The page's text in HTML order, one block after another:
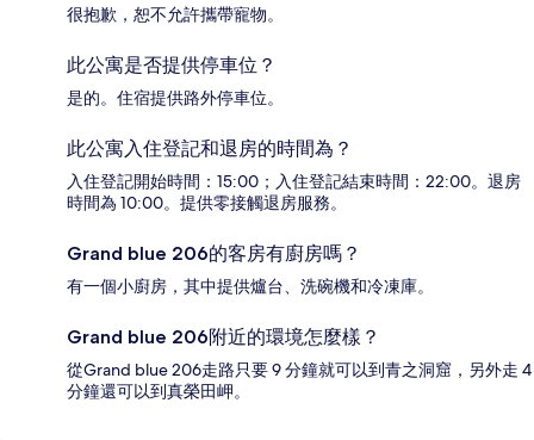
很抱歉，恕不允許攜帶寵物。
此公寓是否提供停車位？
是的。住宿提供路外停車位。
此公寓入住登記和退房的時間為？
入住登記開始時間：15:00；入住登記結束時間：22:00。退房
時間為 10:00。提供零接觸退房服務。
Grand blue 206的客房有廚房嗎？
有一個小廚房，其中提供爐台、洗碗機和冷凍庫。
Grand blue 206附近的環境怎麼樣？
從Grand blue 206走路只要 9 分鐘就可以到青之洞窟，另外走 4
分鐘還可以到真榮田岬。